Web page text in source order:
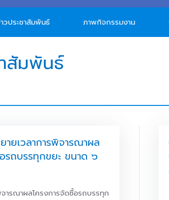
วประชาสัมพันธ์ ภาพกิจกรรมงาน
สัมพันธ์
ยเวลาการพิจารณาผล
รถบรรทุกขยะ ขนาด ๖
จารณาผลโครงการจัดซื้อรถบรรทุก